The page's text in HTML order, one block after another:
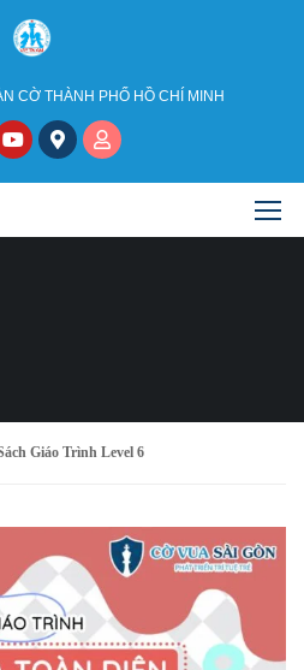
CỜ THÀNH PHỐ HỒ CHÍ MINH
Giáo Trình Level 6